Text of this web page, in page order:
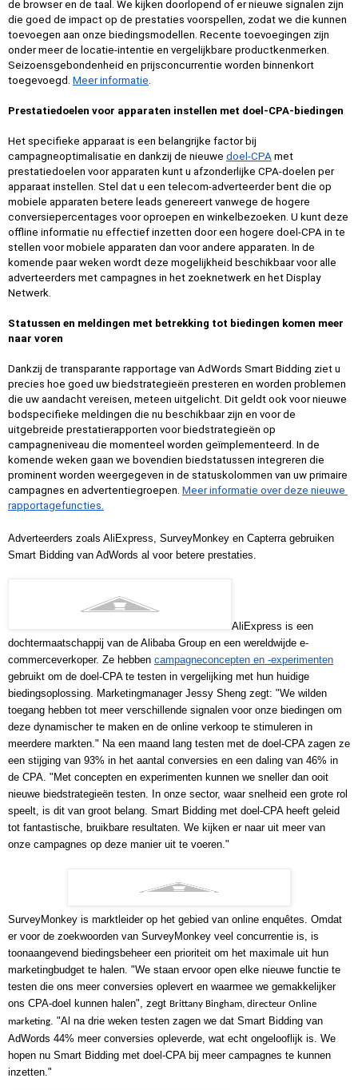
de browser en de taal. We kijken doorlopend of er nieuwe signalen zijn
die goed de impact op de prestaties voorspellen, zodat we die kunnen
toevoegen aan onze biedingsmodellen. Recente toevoegingen zijn
onder meer de locatie-intentie en vergelijkbare productkenmerken.
Seizoensgebondenheid en prijsconcurrentie worden binnenkort
toegevoegd. Meer informatie.
Prestatiedoelen voor apparaten instellen met doel-CPA-biedingen
Het specifieke apparaat is een belangrijke factor bij
campagneoptimalisatie en dankzij de nieuwe doel-CPA met
prestatiedoelen voor apparaten kunt u afzonderlijke CPA-doelen per
apparaat instellen. Stel dat u een telecom-adverteerder bent die op
mobiele apparaten betere leads genereert vanwege de hogere
conversiepercentages voor oproepen en winkelbezoeken. U kunt deze
offline informatie nu effectief inzetten door een hogere doel-CPA in te
stellen voor mobiele apparaten dan voor andere apparaten. In de
komende paar weken wordt deze mogelijkheid beschikbaar voor alle
adverteerders met campagnes in het zoeknetwerk en het Display
Netwerk.
Statussen en meldingen met betrekking tot biedingen komen meer
naar voren
Dankzij de transparante rapportage van AdWords Smart Bidding ziet u
precies hoe goed uw biedstrategieën presteren en worden problemen
die uw aandacht vereisen, meteen uitgelicht. Dit geldt ook voor nieuwe
bodspecifieke meldingen die nu beschikbaar zijn en voor de
uitgebreide prestatierapporten voor biedstrategieën op
campagneniveau die momenteel worden geïmplementeerd. In de
komende weken gaan we bovendien biedstatussen integreren die
prominent worden weergegeven in de statuskolommen van uw primaire
campagnes en advertentiegroepen. Meer informatie over deze nieuwe
rapportagefuncties.
Adverteerders zoals AliExpress, SurveyMonkey en Capterra gebruiken
Smart Bidding van AdWords al voor betere prestaties.
AliExpress is een
dochtermaatschappij van de Alibaba Group en een wereldwijde e-
commerceverkoper. Ze hebben campagneconcepten en -experimenten
gebruikt om de doel-CPA te testen in vergelijking met hun huidige
biedingsoplossing. Marketingmanager Jessy Sheng zegt: "We wilden
toegang hebben tot meer verschillende signalen voor onze biedingen om
deze dynamischer te maken en de online verkoop te stimuleren in
meerdere markten." Na een maand lang testen met de doel-CPA zagen ze
een stijging van 93% in het aantal conversies en een daling van 46% in
de CPA. "Met concepten en experimenten kunnen we sneller dan ooit
nieuwe biedstrategieën testen. In onze sector, waar snelheid een grote rol
speelt, is dit van groot belang. Smart Bidding met doel-CPA heeft geleid
tot fantastische, bruikbare resultaten. We kijken er naar uit meer van
onze campagnes op deze manier uit te voeren."
SurveyMonkey is marktleider op het gebied van online enquêtes. Omdat
er voor de zoekwoorden van SurveyMonkey veel concurrentie is, is
toonaangevend biedingsbeheer een prioriteit om het maximale uit hun
marketingbudget te halen. "We staan ervoor open elke nieuwe functie te
testen die ons meer conversies oplevert en waarmee we gemakkelijker
ons CPA-doel kunnen halen", zegt Brittany Bingham, directeur Online
marketing. "Al na drie weken testen zagen we dat Smart Bidding van
AdWords 44% meer conversies opleverde, wat echt ongelooflijk is. We
hopen nu Smart Bidding met doel-CPA bij meer campagnes te kunnen
inzetten."